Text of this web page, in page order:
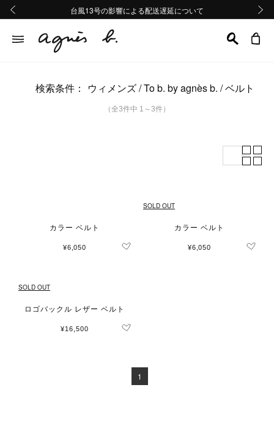
熊本地域地震の影響による配送遅延について
Summer Sale 2buy10%OFF!!
台風13号の影響による配送遅延について
熊本地域地震の影響による配送遅延について
Summer Sale 2buy10%OFF!!
検索条件： ウィメンズ To b. by agnès b. ベルト
（全3件中 1～3件）
カラー ベルト
¥6,050
SOLD OUT
カラー ベルト
¥6,050
SOLD OUT
ロゴバックル レザー ベルト
¥16,500
1